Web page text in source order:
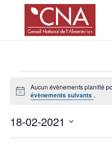
Évènements
for
février
2021
Notice
Aucun évènements planifié
évènements suivants .
18-02-2021